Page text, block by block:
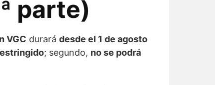
parte)
VGC durará desde el 1 de agosto
; segundo, no se podrá